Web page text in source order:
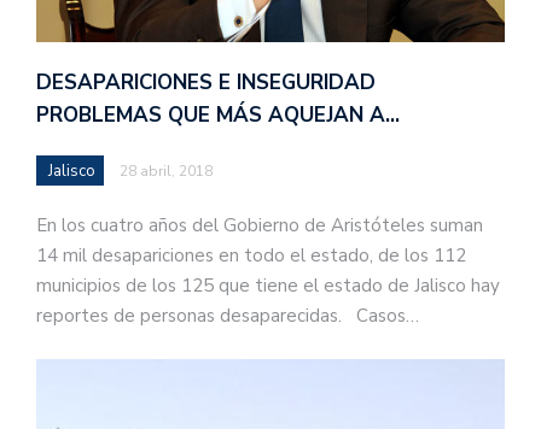
DESAPARICIONES E INSEGURIDAD
PROBLEMAS QUE MÁS AQUEJAN A…
Jalisco 28 abril, 2018
En los cuatro años del Gobierno de Aristóteles suman
14 mil desapariciones en todo el estado, de los 112
municipios de los 125 que tiene el estado de Jalisco hay
reportes de personas desaparecidas. Casos…